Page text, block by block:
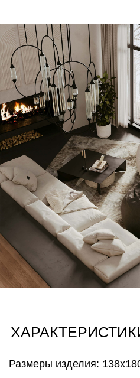
ГАРАНТИИ
Каждому изделию мы предлагаем 18
гарантию и сервисное
в течении 5 лет
работы, выполненный из мягкого
атрибут для особого комфорта